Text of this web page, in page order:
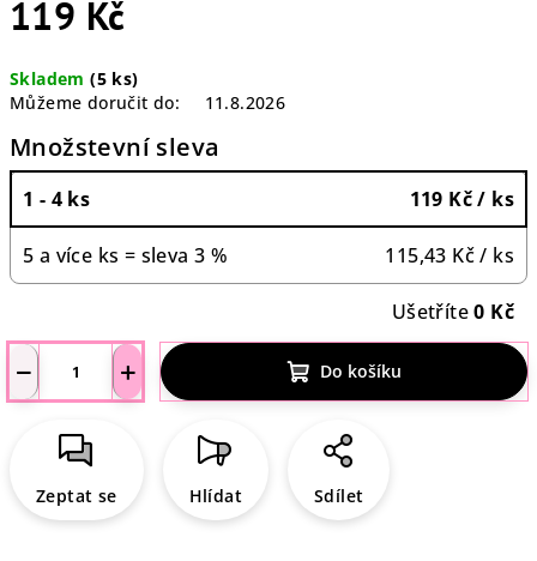
119 Kč
cena:
Skladem(5 ks)
Můžeme doručit do:
11.8.2026
Množstevní sleva
1 - 4 ks 119 Kč/ ks
5 a více ks = sleva 3 % 115,43 Kč/ ks
Ušetříte0 Kč
+
− Do košíku
Zeptat se Hlídat Sdílet